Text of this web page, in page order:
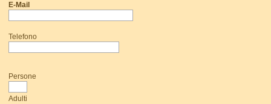
E-Mail
Telefono
Persone
Adulti